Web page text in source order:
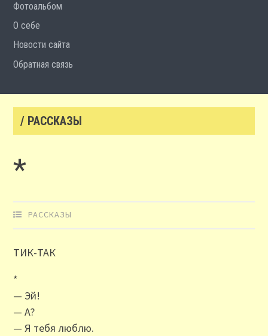
Фотоальбом
О себе
Новости сайта
Обратная связь
/ РАССКАЗЫ
*
РАССКАЗЫ
ТИК-ТАК
*
— Эй!
— А?
— Я тебя люблю.